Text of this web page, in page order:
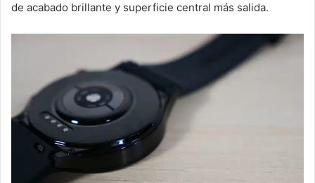
de acabado brillante y superficie central más salida.